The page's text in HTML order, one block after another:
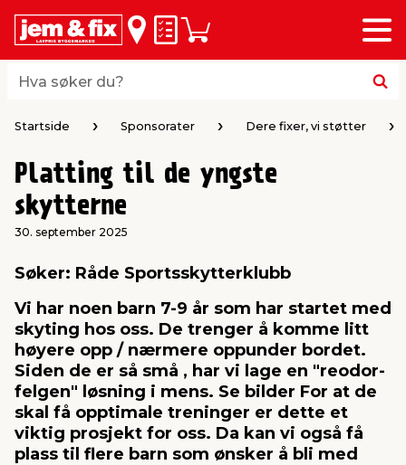
Hva søker du?
Hva søker du?
HuskelisteHandlevogn
Meny
og vegger
og tilbehør
og terrassebord
& levegger
og varme
& oppbevaring
& sikkerhet
& ventilasjon
& kloakk
koblinger
Home
& kjemikalier
og fugemasse
av verktøy
& bøtter
underholdning
& fritid
Startside Sponsorater Dere fixer, vi støtter
Platting til de yngste
skytterne
30. september 2025
Søker: Råde Sportsskytterklubb
Vi har noen barn 7-9 år som har startet med
skyting hos oss. De trenger å komme litt
høyere opp / nærmere oppunder bordet.
Siden de er så små , har vi lage en "reodor-
felgen" løsning i mens. Se bilder For at de
skal få opptimale treninger er dette et
viktig prosjekt for oss. Da kan vi også få
plass til flere barn som ønsker å bli med